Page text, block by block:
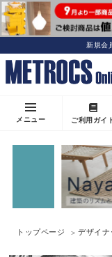
新規会
メニュー ご利用ガイ
トップページ デザイナ